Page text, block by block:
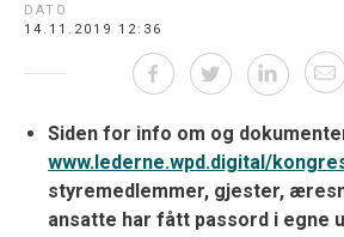
DATO
14.11.2019 12:36
Siden for info om og
www.lederne.wpd.digital/
styremedlemmer, gjester,
ansatte har fått passord i egne